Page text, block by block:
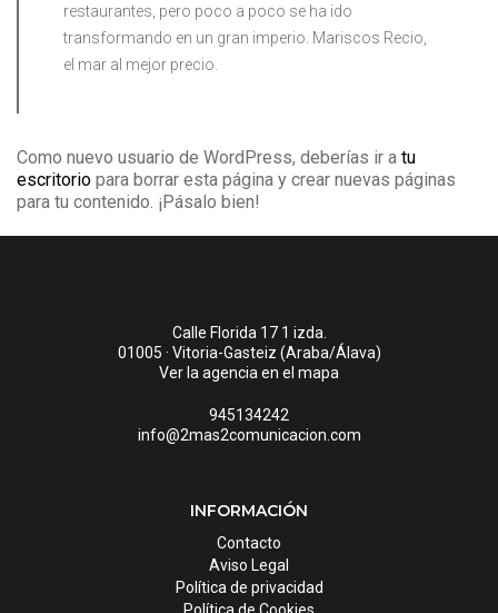
restaurantes, pero poco a poco se ha ido
transformando en un gran imperio. Mariscos Recio,
el mar al mejor precio.
Como nuevo usuario de WordPress, deberías ir a tu
escritorio para borrar esta página y crear nuevas páginas
para tu contenido. ¡Pásalo bien!
Calle Florida 17 1 izda.
01005 · Vitoria-Gasteiz (Araba/Álava)
Ver la agencia en el mapa
945134242
info@2mas2comunicacion.com
INFORMACIÓN
Contacto
Aviso Legal
Política de privacidad